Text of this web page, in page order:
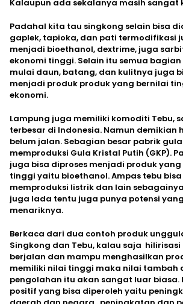
Kalaupun ada sekalanya masih sangat
Padahal kita tau singkong selain bisa
gaplek, tapioka, dan pati termodifikasi
menjadi bioethanol, dextrime, juga
ekonomi tinggi. Selain itu semua
mulai daun, batang, dan kulitnya juga
menjadi produk produk yang bernilai
ekonomi.
Lampung juga memiliki komoditi Tebu,
terbesar di Indonesia. Namun demikian
belum jalan. Sebagian besar pabrik
memproduksi Gula Kristal Putih (GKP).
juga bisa diproses menjadi produk
tinggi yaitu bioethanol. Ampas tebu
memproduksi listrik dan lain
juga lada tentu juga punya potensi
menariknya.
Berkaca dari dua contoh produk
Singkong dan Tebu, kalau saja
berjalan dan mampu menghasilkan
memiliki nilai tinggi maka nilai tambah
pengolahan itu akan sangat luar biasa.
positif yang bisa diperoleh yaitu